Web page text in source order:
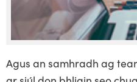
Agus an samhradh ag